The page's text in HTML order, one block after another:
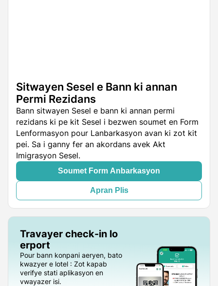
Sitwayen Sesel e Bann ki annan
Permi Rezidans
Bann sitwayen Sesel e bann ki annan permi
rezidans ki pe kit Sesel i bezwen soumet en Form
Lenformasyon pour Lanbarkasyon avan ki zot kit
pei. Sa i ganny fer an akordans avek Akt
Imigrasyon Sesel.
Soumet Form Anbarkasyon
Apran Plis
Travayer check-in lo
erport
Pour bann konpani aeryen, bato
kwazyer e lotel : Zot kapab
verifye stati aplikasyon en
vwayazer isi.